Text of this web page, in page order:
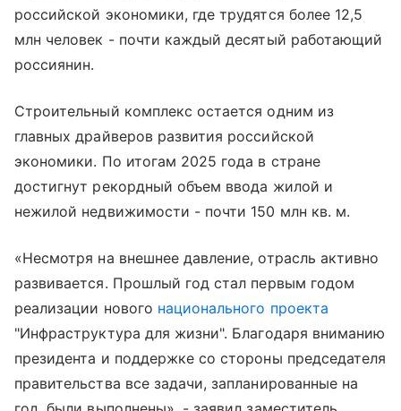
российской экономики, где трудятся более 12,5
млн человек - почти каждый десятый работающий
россиянин.
Строительный комплекс остается одним из
главных драйверов развития российской
экономики. По итогам 2025 года в стране
достигнут рекордный объем ввода жилой и
нежилой недвижимости - почти 150 млн кв. м.
«Несмотря на внешнее давление, отрасль активно
развивается. Прошлый год стал первым годом
реализации нового национального проекта
"Инфраструктура для жизни". Благодаря вниманию
президента и поддержке со стороны председателя
правительства все задачи, запланированные на